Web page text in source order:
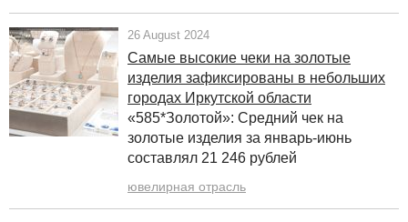
26 August 2024
Самые высокие чеки на золотые
изделия зафиксированы в небольших
городах Иркутской области
«585*Золотой»: Средний чек на
золотые изделия за январь-июнь
составлял 21 246 рублей
ювелирная отрасль